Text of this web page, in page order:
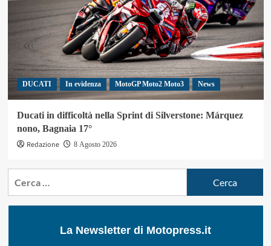
DUCATI In evidenza MotoGP Moto2 Moto3 News
Ducati in difficoltà nella Sprint di Silverstone: Márquez
nono, Bagnaia 17°
Redazione
8 Agosto 2026
La Newsletter di Motopress.it